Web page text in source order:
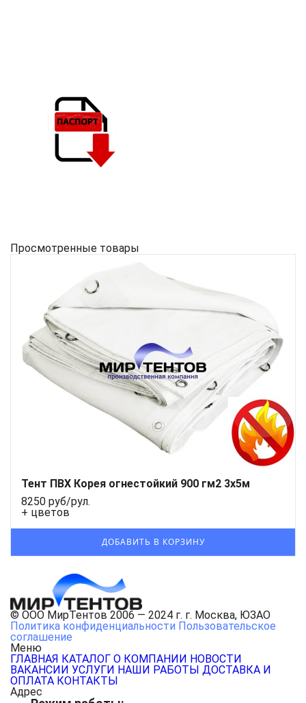
Просмотренные товары
Тент ПВХ Корея огнестойкий 900 гм2 3х5м
8250 руб/рул.
+ цветов
© ООО МирТентов 2006 — 2024 г. г. Москва, ЮЗАО
Политика конфиденциальности Пользовательское
соглашение
Меню
ГЛАВНАЯ КАТАЛОГ О КОМПАНИИ НОВОСТИ
ВАКАНСИИ УСЛУГИ НАШИ РАБОТЫ ДОСТАВКА И
ОПЛАТА КОНТАКТЫ
Адрес